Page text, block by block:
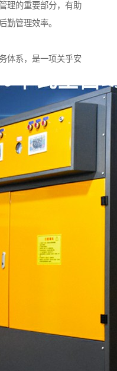
理的重要部分，有助
勤管理效率。
体系，是一项关乎安